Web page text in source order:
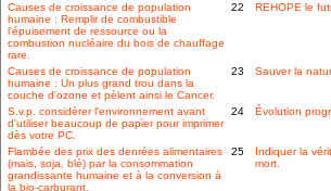
Causes de croissance de population
humaine : Remplir de combustible
l'épuisement de ressource ou la
combustion nucléaire du bois de chauffage
rare.
22 REHOPE le
Causes de croissance de population
humaine : Un plus grand trou dans la
couche d'ozone et pèlent ainsi le Cancer.
23 Sauver la
S.v.p. considérer l'environnement avant
d'utiliser beaucoup de papier pour imprimer
dès votre PC.
24 Évolution
Flambée des prix des denrées alimentaires
(mais, soja, blé) par la consommation
grandissante humaine et à la conversion à
la bio-carburant.
25
Indiquer la
mort.